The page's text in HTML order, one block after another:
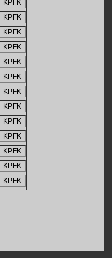
KPFK
KPFK
KPFK
KPFK
KPFK
KPFK
KPFK
KPFK
KPFK
KPFK
KPFK
KPFK
KPFK